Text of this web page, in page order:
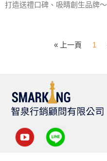
打造送禮口碑、吸睛創生品牌～
« 上一頁 1